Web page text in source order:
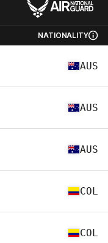
NATIONALITY
AUS
AUS
AUS
COL
COL